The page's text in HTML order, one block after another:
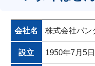
会社名 株式会社バン
設立 1950年7月5日